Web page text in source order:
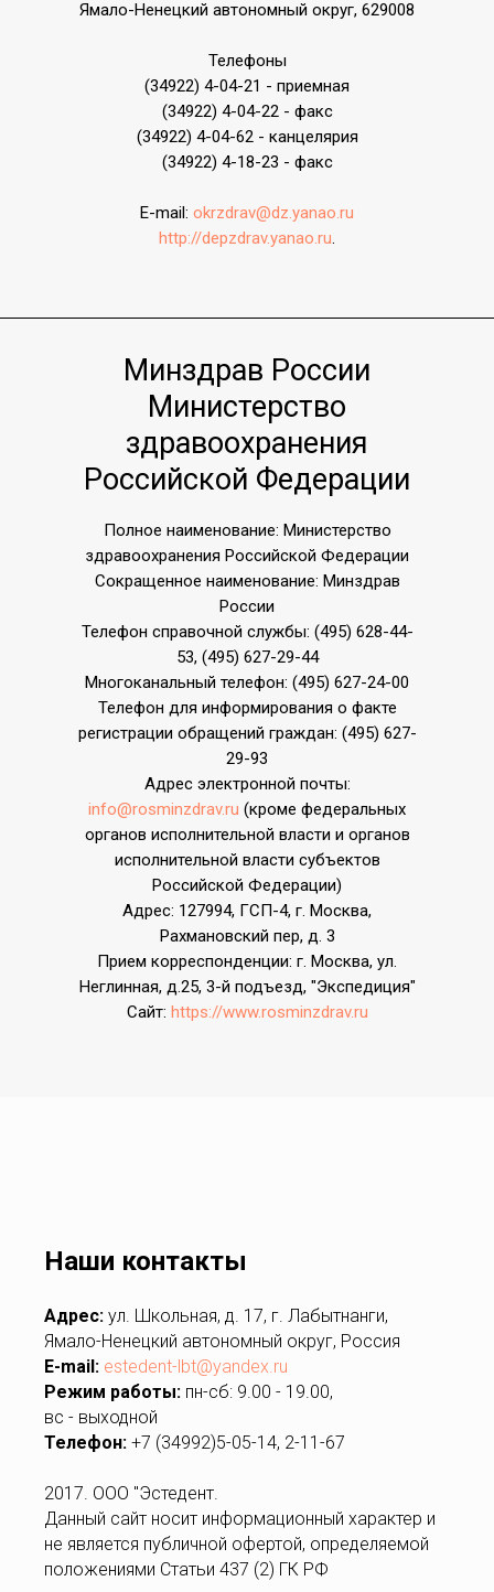
Ямало-Ненецкий автономный округ, 629008
Телефоны
(34922) 4-04-21 - приемная
(34922) 4-04-22 - факс
(34922) 4-04-62 - канцелярия
(34922) 4-18-23 - факс
E-mail: оkrzdrav@dz.yanao.ru
http://depzdrav.yanao.ru.
Минздрав России
Министерство
здравоохранения
Росcийской Федерации
Полное наименование: Министерство
здравоохранения Росcийской Федерации
Сокращенное наименование: Минздрав
России
Телефон справочной службы: (495) 628-44-
53, (495) 627-29-44
Многоканальный телефон: (495) 627-24-00
Телефон для информирования о факте
регистрации обращений граждан: (495) 627-
29-93
Адрес электронной почты:
info@rosminzdrav.ru (кроме федеральных
органов исполнительной власти и органов
исполнительной власти субъектов
Российской Федерации)
Адрес: 127994, ГСП-4, г. Москва,
Рахмановский пер, д. 3
Прием корреспонденции: г. Москва, ул.
Неглинная, д.25, 3-й подъезд, "Экспедиция"
Сайт: https://www.rosminzdrav.ru
Наши контакты
Адрес: ул. Школьная, д. 17, г. Лабытнанги,
Ямало-Ненецкий автономный округ, Россия
E-mail: estedent-lbt@yandex.ru
Режим работы: пн-сб: 9.00 - 19.00,
вс - выходной
Телефон: +7 (34992)5-05-14, 2-11-67
2017. ООО "Эстедент.
Данный сайт носит информационный характер и
не является публичной офертой, определяемой
положениями Статьи 437 (2) ГК РФ